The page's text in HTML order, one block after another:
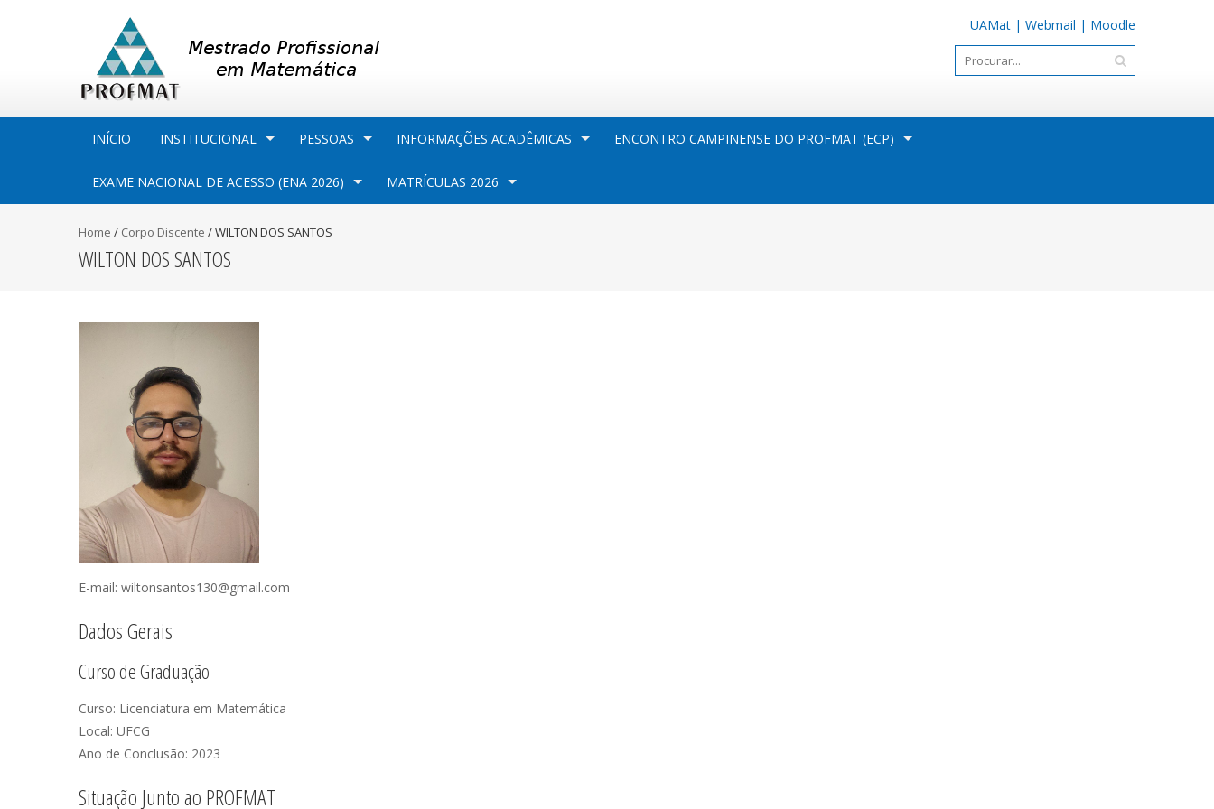
UAMat | Webmail | Moodle
INÍCIO INSTITUCIONAL PESSOAS INFORMAÇÕES ACADÊMICAS ENCONTRO CAMPINENSE DO PROFMAT (ECP)
EXAME NACIONAL DE ACESSO (ENA 2026) MATRÍCULAS 2026
Home / Corpo Discente /WILTON DOS SANTOS
WILTON DOS SANTOS
E-mail: wiltonsantos130@gmail.com
Dados Gerais
Curso de Graduação
Curso: Licenciatura em Matemática
Local: UFCG
Ano de Conclusão: 2023
Situação Junto ao PROFMAT